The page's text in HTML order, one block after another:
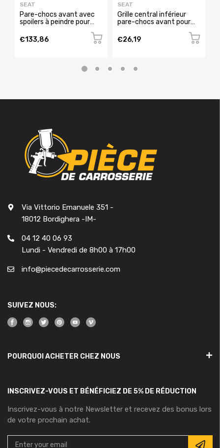
SEAT
Pare-chocs avant avec
spoilers à peindre pour
2016, Neuf
€133,86
SEAT
Grille central inférieur
pare-chocs avant pour
2015, Neuve
€26,19
Via Vittorio Emanuele 351 -
18012 Bordighera -IM-
04 12 40 06 93
Lundi - Vendredi de 8h00 à 17h00
info@piecedecarrosserie.com
SUIVEZ NOUS:
POURQUOI ACHETER CHEZ NOUS
INSCRIVEZ-VOUS ET BÉNÉFICIEZ DE 5% DE RÉDUCTION
Inscrivez-vous à notre Newsletter et recevez des bonus lors
de votre prochain achat.